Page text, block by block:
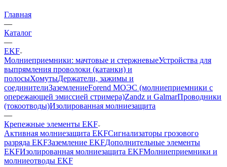
Главная
—
Каталог
—
EKF
Молниеприемники: мачтовые и стержневыеУстройства для
выпрямления проволоки (катанки) и
полосыХомутыДержатели, зажимы и
соединителиЗаземлениеForend МОЭС (молниеприемники с
опережающей эмиссией стримера)Zandz и GalmarПроводники
(токоотводы)Изолированная молниезащита
—
Крепежные элементы EKF
Активная молниезащита EKFСигнализаторы грозового
разряда EKFЗаземление EKFДополнительные элементы
EKFИзолированная молниезащита EKFМолниеприемники и
молниеотводы EKF